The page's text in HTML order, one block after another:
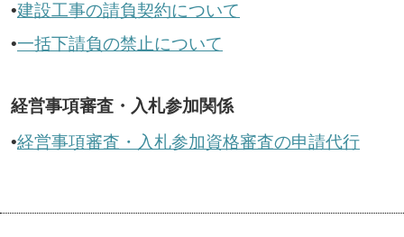
•建設工事の請負契約について
•一括下請負の禁止について
経営事項審査・入札参加関係
•経営事項審査・入札参加資格審査の申請代行